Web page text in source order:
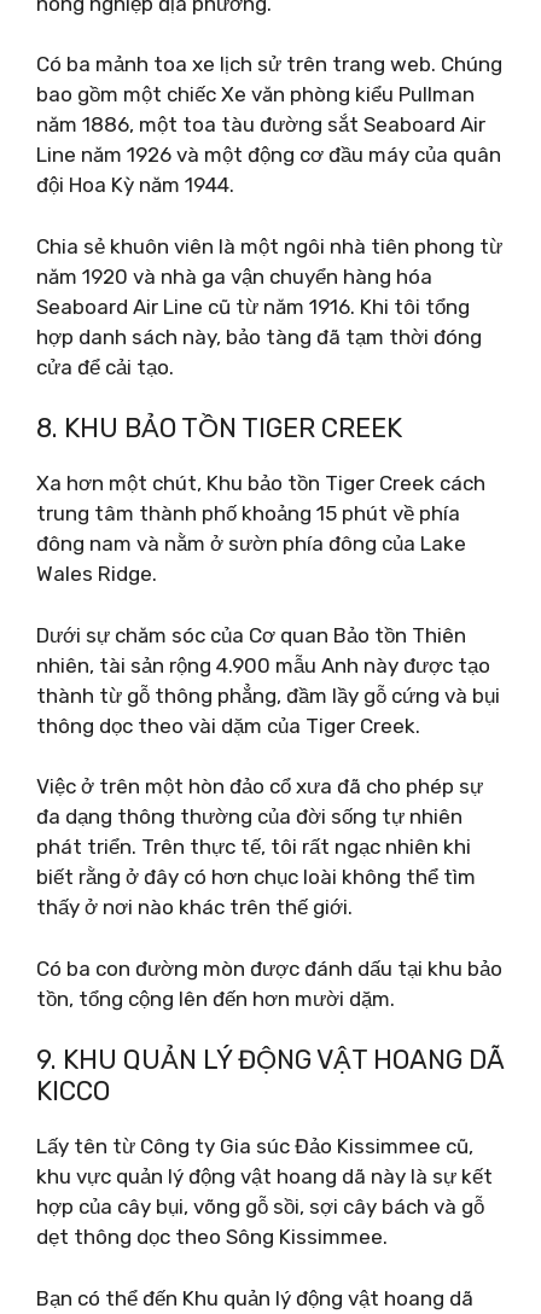
Có ba mảnh toa xe lịch sử trên trang web. Chúng
bao gồm một chiếc Xe văn phòng kiểu Pullman
năm 1886, một toa tàu đường sắt Seaboard Air
Line năm 1926 và một động cơ đầu máy của quân
đội Hoa Kỳ năm 1944.
Chia sẻ khuôn viên là một ngôi nhà tiên phong từ
năm 1920 và nhà ga vận chuyển hàng hóa
Seaboard Air Line cũ từ năm 1916. Khi tôi tổng
hợp danh sách này, bảo tàng đã tạm thời đóng
cửa để cải tạo.
8. KHU BẢO TỒN TIGER CREEK
Xa hơn một chút, Khu bảo tồn Tiger Creek cách
trung tâm thành phố khoảng 15 phút về phía
đông nam và nằm ở sườn phía đông của Lake
Wales Ridge.
Dưới sự chăm sóc của Cơ quan Bảo tồn Thiên
nhiên, tài sản rộng 4.900 mẫu Anh này được tạo
thành từ gỗ thông phẳng, đầm lầy gỗ cứng và bụi
thông dọc theo vài dặm của Tiger Creek.
Việc ở trên một hòn đảo cổ xưa đã cho phép sự
đa dạng thông thường của đời sống tự nhiên
phát triển. Trên thực tế, tôi rất ngạc nhiên khi
biết rằng ở đây có hơn chục loài không thể tìm
thấy ở nơi nào khác trên thế giới.
Có ba con đường mòn được đánh dấu tại khu bảo
tồn, tổng cộng lên đến hơn mười dặm.
9. KHU QUẢN LÝ ĐỘNG VẬT HOANG DÃ
KICCO
Lấy tên từ Công ty Gia súc Đảo Kissimmee cũ,
khu vực quản lý động vật hoang dã này là sự kết
hợp của cây bụi, võng gỗ sồi, sợi cây bách và gỗ
dẹt thông dọc theo Sông Kissimmee.
Bạn có thể đến Khu quản lý động vật hoang dã